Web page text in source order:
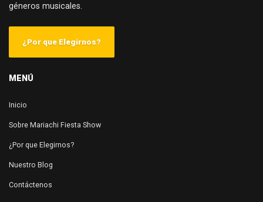
géneros musicales.
¿Por que Elegirnos?
MENÚ
Inicio
Sobre Mariachi Fiesta Show
¿Por que Elegirnos?
Nuestro Blog
Contáctenos